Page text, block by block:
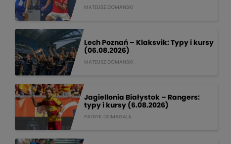
MATEUSZ DOMANSKI
Lech Poznań – Klaksvik: Typy i kursy
(06.08.2026)
MATEUSZ DOMANSKI
Jagiellonia Białystok – Rangers:
typy i kursy (6.08.2026)
PATRYK DOMAGALA